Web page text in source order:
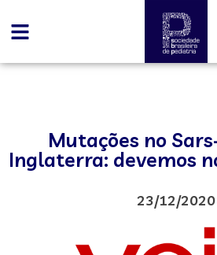
Mutações no
Inglaterra: devemos
23/12/2020